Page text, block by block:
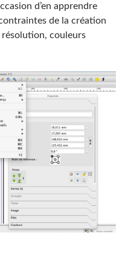
d’en apprendre
de la création
résolution, couleurs